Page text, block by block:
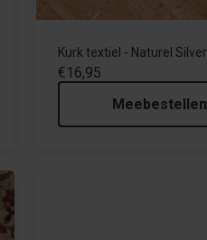
Kurk textiel - Naturel Silver
€16,95
Meebestellen